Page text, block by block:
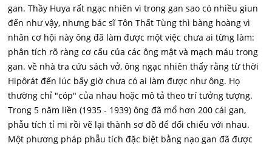
gan. Thầy Huya rất ngạc nhiên vì trong gan sao có nhiều giun
đến như vậy, nhưng bác sĩ Tôn Thất Tùng thì bàng hoàng vì
nhân cơ hội này ông đã làm được một việc chưa ai từng làm:
phân tích rõ ràng cơ cấu của các ông mật và mạch máu trong
gan. về nhà tra cứu sách vở, ông ngạc nhiên thấy rằng từ thời
Hipôrát đến lúc bấy giờ chưa có ai làm được như ông. Họ
thường chỉ "cóp" của nhau hoặc mô tả theo trí tưởng tượng.
Trong 5 năm liền (1935 - 1939) ông đã mổ hơn 200 cái gan,
phẫu tích tỉ mi rồi vẽ lại thành sơ đồ để đối chiếu với nhau.
Một phương pháp phẫu tích đặc biệt bằng nạo gan đã được